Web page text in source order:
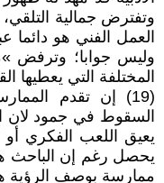
وتفترض جمالية
العمل الفني هو
وليس جوابا؛ وترفض
المختلفة التي
(19) إن تقدم
السقوط في جمود لان
يعيق اللعب الفكري
يحصل رغم إن الباحث
ممارسة بوصف الرؤية